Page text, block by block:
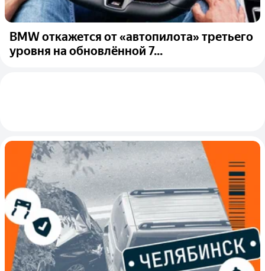
BMW откажется от «автопилота» третьего
уровня на обновлённой 7...